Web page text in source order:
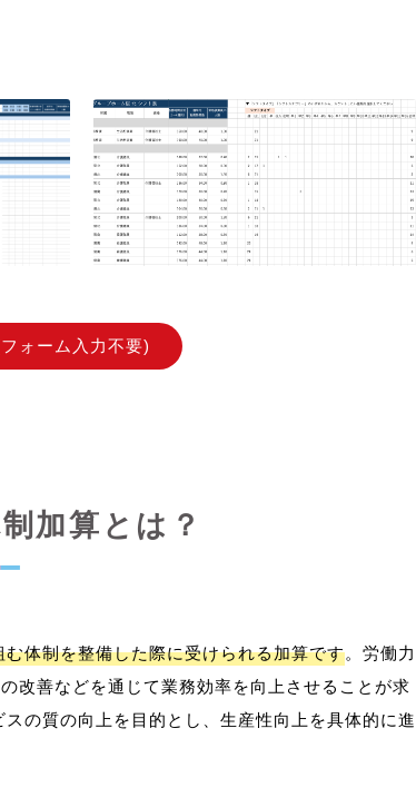
ォーム入力不要)
加算とは？
体制を整備した際に受けられる加算です。労働力
改善などを通じて業務効率を向上させることが求
の質の向上を目的とし、生産性向上を具体的に進